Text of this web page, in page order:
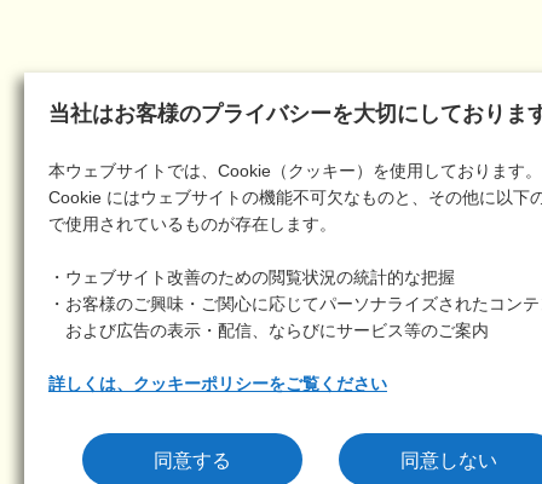
当社はお客様のプライバシーを大切にしておりま
本ウェブサイトでは、Cookie（クッキー）を使用しております。
Cookie にはウェブサイトの機能不可欠なものと、その他に以下
で使用されているものが存在します。
・ウェブサイト改善のための閲覧状況の統計的な把握
・お客様のご興味・ご関心に応じてパーソナライズされたコン
および広告の表示・配信、ならびにサービス等のご案内
詳しくは、クッキーポリシーをご覧ください
同意する 同意しない